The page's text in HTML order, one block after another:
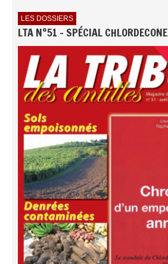
LES DOSSIERS
LTA N°51 - SPÉCIAL CHLORDECONE